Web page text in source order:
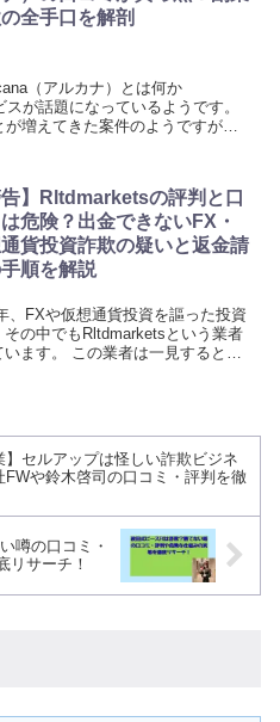
全手口を解剖
（アルカナ）とは何か
が話題になっているようです。
増えてきた案件のようですが、
告】Rltdmarketsの評判と口
危険？出金できないFX・
貨投資詐欺の疑いと返金請
順を解説
、FXや仮想通貨投資を謳った投資
の中でもRltdmarketsという業者
ます。 この業者は一見すると正
】セルアップは怪しい詐欺ビジネ
FWや鈴木啓司の口コミ・評判を徹
噂の口コミ・
リサーチ！